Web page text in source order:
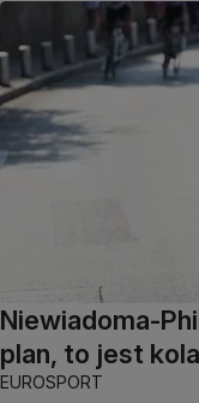
Niewiadoma-
plan, to jest
EUROSPORT